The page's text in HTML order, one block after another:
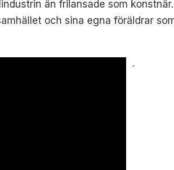
än frilansade som
och sina egna föräldrar
.